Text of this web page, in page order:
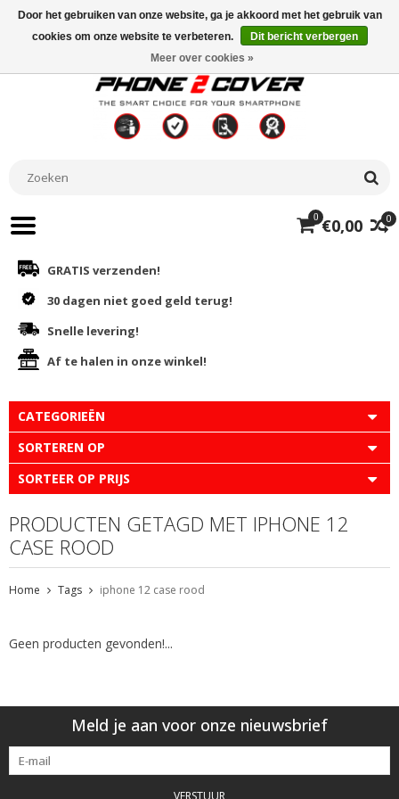
0
0 €0,00
GRATIS verzenden!
30 dagen niet goed geld terug!
Snelle levering!
Af te halen in onze winkel!
CATEGORIEËN
SORTEREN OP
SORTEER OP PRIJS
PRODUCTEN GETAGD MET IPHONE 12
CASE ROOD
Home Tags iphone 12 case rood
Geen producten gevonden!...
Meld je aan voor onze nieuwsbrief
VERSTUUR
Door het gebruiken van onze website, ga je akkoord met het gebruik van
cookies om onze website te verbeteren.
Dit bericht verbergen
Meer over cookies »